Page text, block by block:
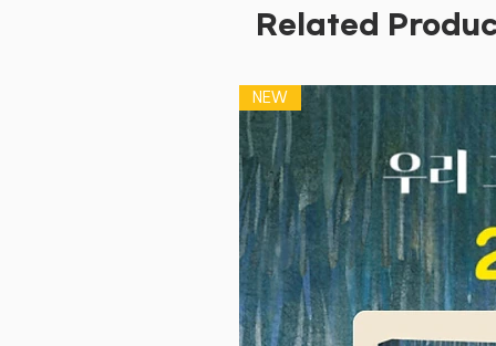
Related
NEW